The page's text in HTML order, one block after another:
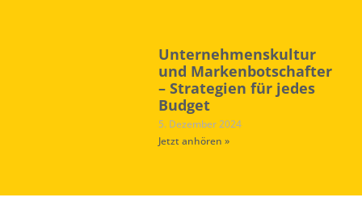
Unternehmenskultur
und Markenbotschafter
– Strategien für jedes
Budget
5. Dezember 2024
Jetzt anhören »